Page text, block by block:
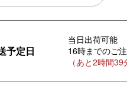
予定日
当日出荷可能
16時までのご
（あと2時間39